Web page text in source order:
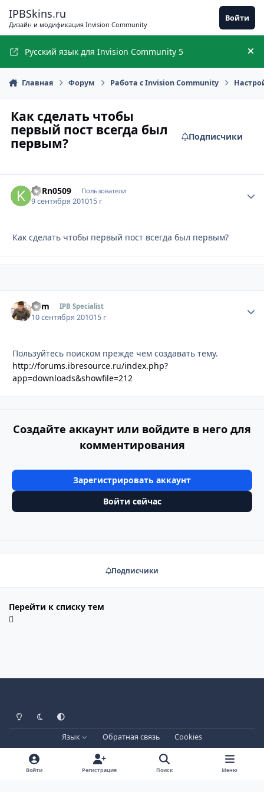
IPBSkins.ru
Дизайн и модификация Invision Community
Войти
Русский язык для Invision Community 5
Главная Форум Работа с Invision Community
Как сделать чтобы
первый пост всегда был
первым?
Подписчики
KoRn0509 Пользователи
9 сентября 201015 г
Как сделать чтобы первый пост всегда был первым?
Som IPB Specialist
10 сентября 201015 г
Пользуйтесь поиском прежде чем создавать тему.
http://forums.ibresource.ru/index.php?
app=downloads&showfile=212
Создайте аккаунт или войдите в него для
комментирования
Зарегистрировать аккаунт
Войти сейчас
Подписчики
Перейти к списку тем
Светлый режим
Тёмный режим
Системные настройки
Язык Обратная связь
Cookies
Лицензия зарегистрирована на IPBSkins.ru
Powered by
Invision Community
Войти Регистрация Поиск Меню